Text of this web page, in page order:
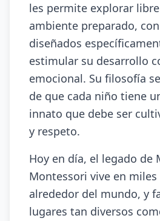
les permite explorar
ambiente preparado,
diseñados
estimular su desarrollo
emocional. Su filosofía
de que cada niño tiene
innato que debe ser
y respeto.
Hoy en día, el legado de
Montessori vive en miles
alrededor del mundo, y
lugares tan diversos